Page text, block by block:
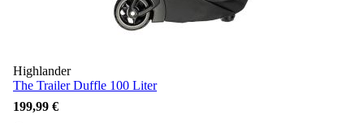
Highlander
The Trailer Duffle 100 Liter
199,99 €